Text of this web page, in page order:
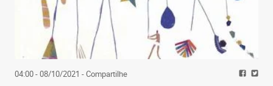
04:00 - 08/10/2021 - Compartilhe